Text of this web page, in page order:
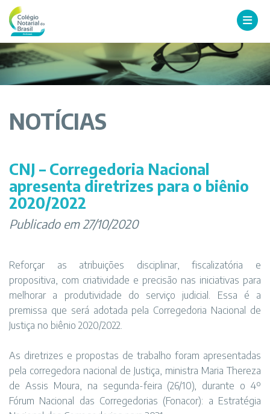
NOTÍCIAS
CNJ – Corregedoria Nacional
apresenta diretrizes para o biênio
2020/2022
Publicado em 27/10/2020
Reforçar as atribuições disciplinar, fiscalizatória e
propositiva, com criatividade e precisão nas iniciativas para
melhorar a produtividade do serviço judicial. Essa é a
premissa que será adotada pela Corregedoria Nacional de
Justiça no biênio 2020/2022.
As diretrizes e propostas de trabalho foram apresentadas
pela corregedora nacional de Justiça, ministra Maria Thereza
de Assis Moura, na segunda-feira (26/10), durante o 4º
Fórum Nacional das Corregedorias (Fonacor): a Estratégia